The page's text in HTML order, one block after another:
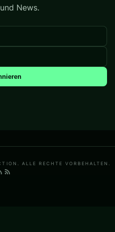
News.
ALLE RECHTE VORBEHALTEN.